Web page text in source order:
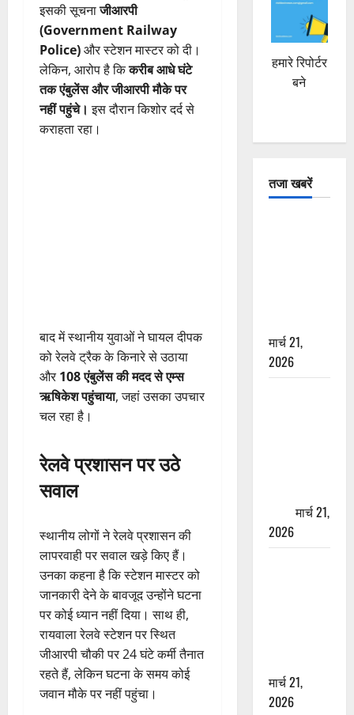
इसकी सूचनाजीआरपी
(Government Railway
Police)और स्टेशन मास्टर को दी।
लेकिन, आरोप है किकरीब आधे घंटे
तक एंबुलेंस और जीआरपी मौके पर
नहीं पहुंचे। इस दौरान किशोर दर्द से
कराहता रहा।
बाद में स्थानीय युवाओं ने घायल दीपक
को रेलवे ट्रैक के किनारे से उठाया
और 108 एंबुलेंस की मदद से एम्स
ऋषिकेश पहुंचाया, जहां उसका उपचार
चल रहा है।
रेलवे प्रशासन पर उठे
सवाल
स्थानीय लोगों ने रेलवे प्रशासन की
लापरवाही पर सवाल खड़े किए हैं।
उनका कहना है कि स्टेशन मास्टर को
जानकारी देने के बावजूद उन्होंने घटना
पर कोई ध्यान नहीं दिया। साथ ही,
रायवाला रेलवे स्टेशन पर स्थित
जीआरपी चौकी पर 24 घंटे कर्मी तैनात
रहते हैं, लेकिन घटना के समय कोई
जवान मौके पर नहीं पहुंचा।
हमारे रिपोर्टर
बने
तजा खबरें
मार्च 21,
2026
मार्च 21,
2026
मार्च 21,
2026